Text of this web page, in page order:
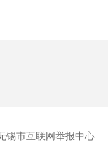
锡市互联网举报中心